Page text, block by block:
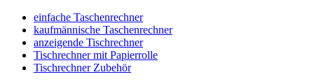
einfache Taschenrechner
kaufmännische Taschenrechner
anzeigende Tischrechner
Tischrechner mit Papierrolle
Tischrechner Zubehör